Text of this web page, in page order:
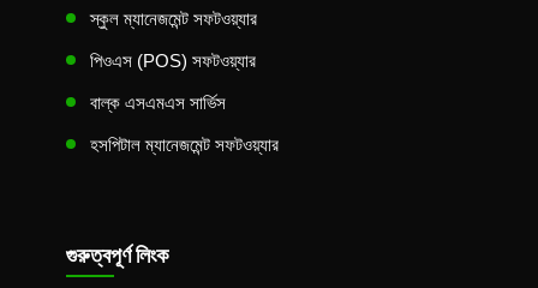
স্কুল ম্যানেজমেন্ট সফটওয়্যার
পিওএস (POS) সফটওয়্যার
বাল্ক এসএমএস সার্ভিস
হসপিটাল ম্যানেজমেন্ট সফটওয়্যার
গুরুত্বপূর্ণ লিংক